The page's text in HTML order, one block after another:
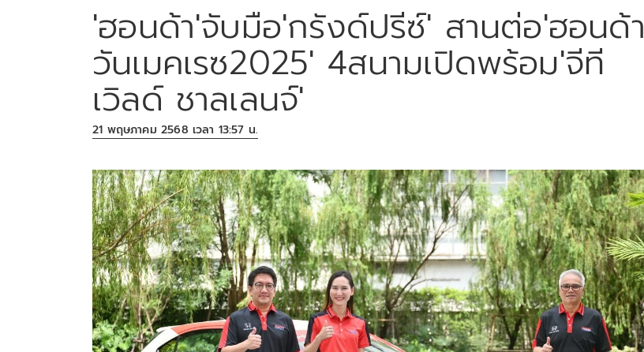
'ฮอนด้า'จับมือ'กรังด์ปรีซ์' สานต่อ'ฮอนด้า
วันเมคเรซ2025' 4สนามเปิดพร้อม'จีที
เวิลด์ ชาลเลนจ์'
21 พฤษภาคม 2568 เวลา 13:57 น.